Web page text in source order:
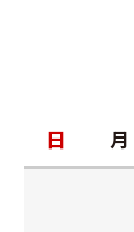
日 月